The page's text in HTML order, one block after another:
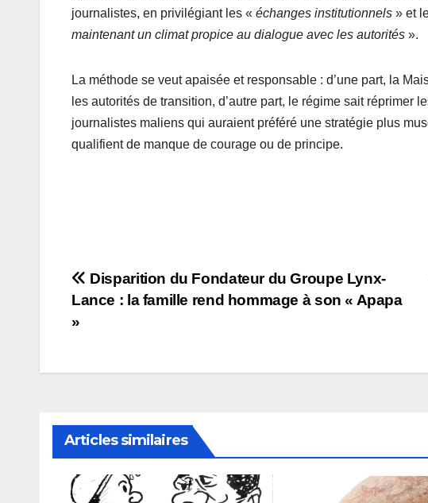
journalistes, en privilégiant les « échanges institutionnels » et
maintenant un climat propice au dialogue avec les autorités ».
La méthode se veut apaisée et responsable : d’une part, la
les autorités de transition, d’autre part, le régime sait réprimer
journalistes maliens qui auraient préféré une stratégie plus
qualifient de manque de courage ou de principe.
Navigation
de
Disparition du Fondateur du Groupe Lynx-
Lance : la famille rend hommage à son « Apapa
»
Articles similaires